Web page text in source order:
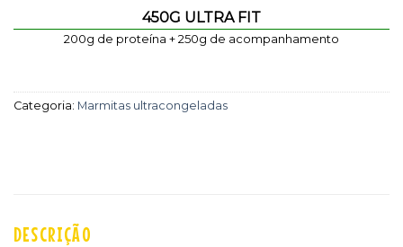
450G ULTRA FIT
200g de proteína + 250g de acompanhamento
Categoria: Marmitas ultracongeladas
DESCRIÇÃO